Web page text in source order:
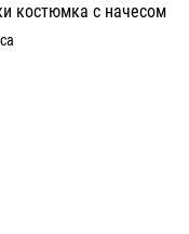
костюмка с начесом